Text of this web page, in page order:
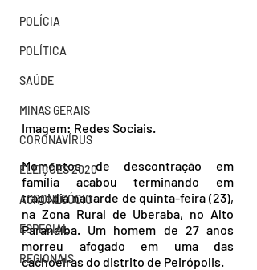
POLÍCIA
POLÍTICA
SAÚDE
MINAS GERAIS
CORONAVÍRUS
ELEIÇÕES 2020
AGRONEGÓCIO
ESPECIAL
REGIONAIS
Imagem: Redes Sociais.
Momentos de descontração em
família acabou terminando em
tragédia na tarde de quinta-feira (23),
na Zona Rural de Uberaba, no Alto
Paranaíba. Um homem de 27 anos
morreu afogado em uma das
cachoeiras do distrito de Peirópolis.